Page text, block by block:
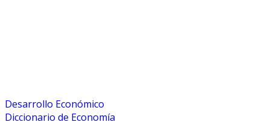
Desarrollo Económico
Diccionario de Economía